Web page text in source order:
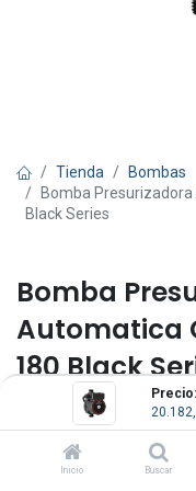
Precio:
Inicio Buscar
Tienda
Bombas
Bomba
Black Series
Bomba
Automatica
180 Black
(0 reseña)
Qmax: 4 m3/h.
Hmax: 12 m.c.a.